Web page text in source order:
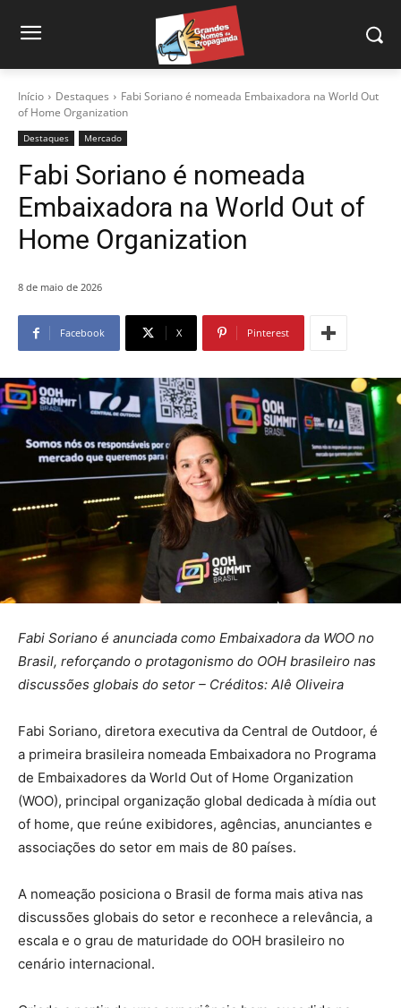
Início Destaques
Fabi Soriano é nomeada Embaixadora na World Out
of Home Organization
Destaques Mercado
Fabi Soriano é nomeada
Embaixadora na World Out of
Home Organization
8 de maio de 2026
Facebook X Pinterest
Fabi Soriano é anunciada como Embaixadora da WOO no
Brasil, reforçando o protagonismo do OOH brasileiro nas
discussões globais do setor – Créditos: Alê Oliveira
Fabi Soriano, diretora executiva da Central de Outdoor, é
a primeira brasileira nomeada Embaixadora no Programa
de Embaixadores da World Out of Home Organization
(WOO), principal organização global dedicada à mídia out
of home, que reúne exibidores, agências, anunciantes e
associações do setor em mais de 80 países.
A nomeação posiciona o Brasil de forma mais ativa nas
discussões globais do setor e reconhece a relevância, a
escala e o grau de maturidade do OOH brasileiro no
cenário internacional.